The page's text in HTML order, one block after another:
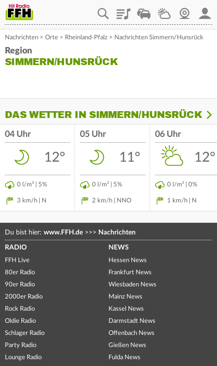
PlaylistStaupilotWetterWebcam
Nachrichten > Orte > Rheinland-Pfalz > Nachrichten Simmern/Hunsrück
Region
SIMMERN/HUNSRÜCK
DAS WETTER IN SIMMERN/HUNSRÜCK
04 Uhr
12°
0 l/m² | 5%
3 km/h | N
05 Uhr
11°
0 l/m² | 5%
2 km/h | NNO
06 Uhr
12°
0 l/m² | 0%
1 km/h | N
Du bist hier: www.FFH.de >>> Nachrichten
RADIO
FFH Live
80er Radio
90er Radio
2000er Radio
Rock Radio
Oldie Radio
Schlager Radio
Party Radio
Lounge Radio
NEWS
Hessen News
Frankfurt News
Wiesbaden News
Mainz News
Kassel News
Darmstadt News
Offenbach News
Gießen News
Fulda News